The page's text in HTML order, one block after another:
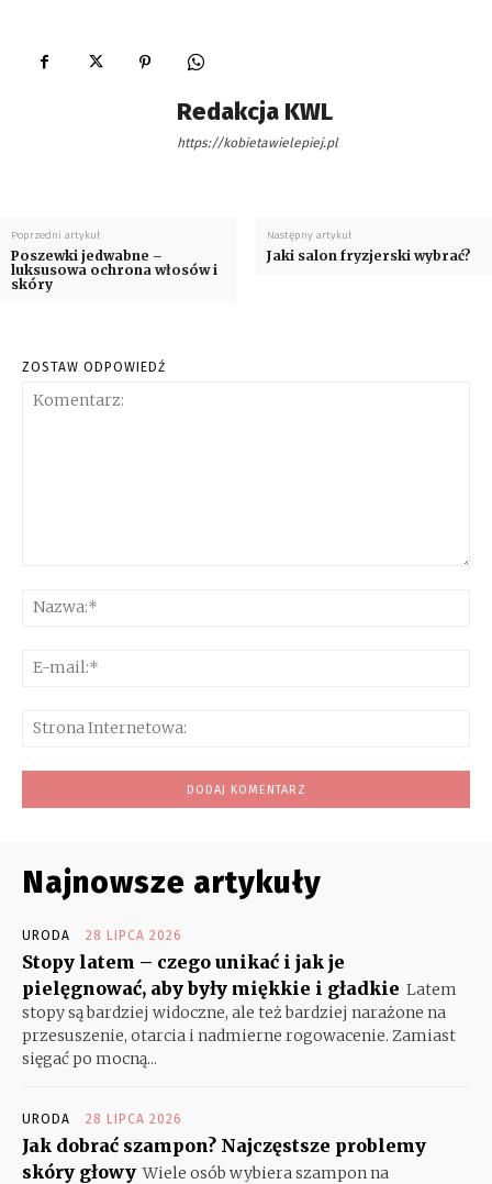
Redakcja KWL
https://kobietawielepiej.pl
Poprzedni artykuł
Poszewki jedwabne –
luksusowa ochrona włosów i
skóry
Następny artykuł
Jaki salon fryzjerski wybrać?
ZOSTAW ODPOWIEDŹ
Najnowsze artykuły
URODA 28 LIPCA 2026
Stopy latem – czego unikać i jak je
pielęgnować, aby były miękkie i gładkie Latem
stopy są bardziej widoczne, ale też bardziej narażone na
przesuszenie, otarcia i nadmierne rogowacenie. Zamiast
sięgać po mocną...
URODA 28 LIPCA 2026
Jak dobrać szampon? Najczęstsze problemy
skóry głowy Wiele osób wybiera szampon na